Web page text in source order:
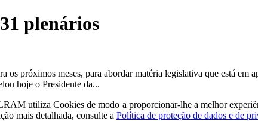
plenários
próximos meses, para abordar matéria legislativa que está em
hoje o Presidente da...
utiliza Cookies de modo a proporcionar-lhe a melhor
mais detalhada, consulte a Política de proteção de dados e de